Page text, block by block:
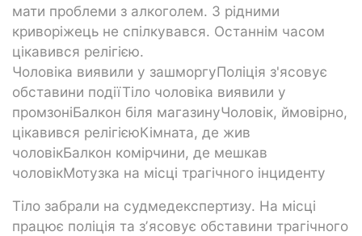
мати проблеми з алкоголем. З рідними
криворіжець не спілкувався. Останнім часом
цікавився релігією.
Чоловіка виявили у зашморгуПоліція з'ясовує
обставини подіїТіло чоловіка виявили у
промзоніБалкон біля магазинуЧоловік, ймовірно,
цікавився релігієюКімната, де жив
чоловікБалкон комірчини, де мешкав
чоловікМотузка на місці трагічного інциденту
Тіло забрали на судмедекспертизу. На місці
працює поліція та зʼясовує обставини трагічного